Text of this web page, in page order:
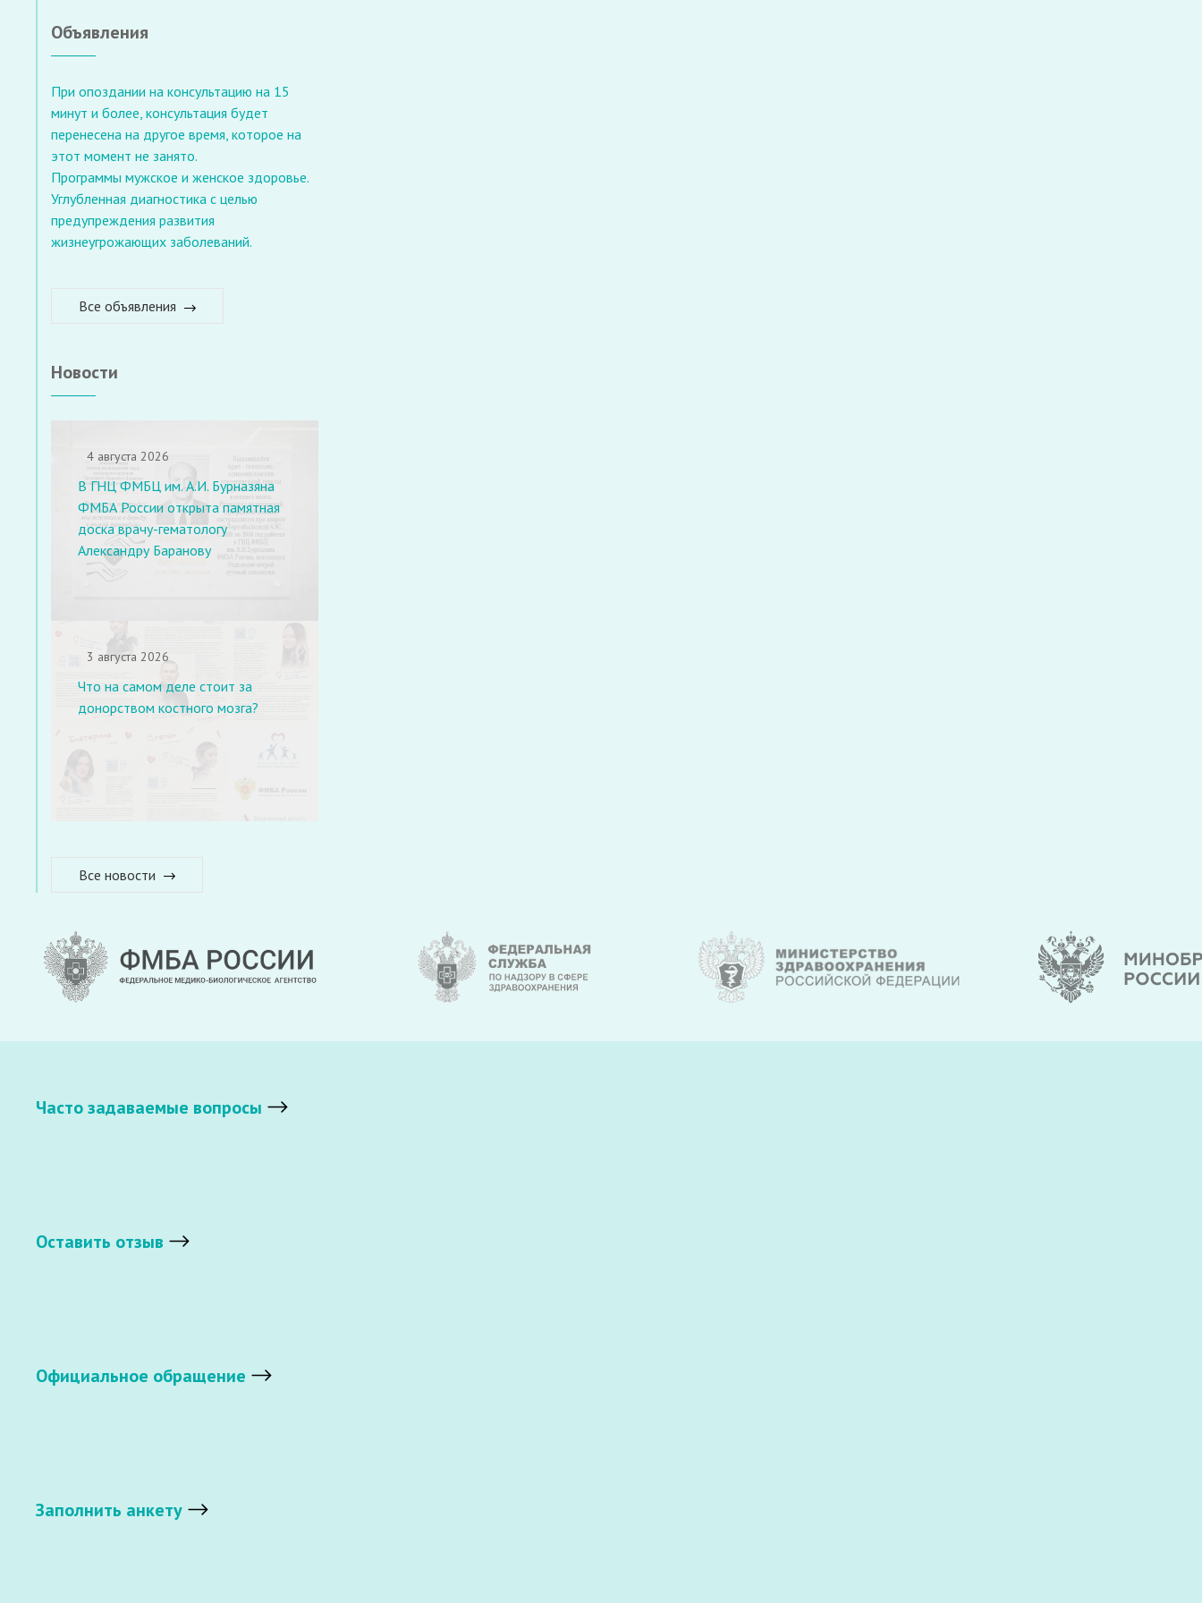
Объявления
При опоздании на консультацию на 15
минут и более, консультация будет
перенесена на другое время, которое на
этот момент не занято.
Программы мужское и женское здоровье.
Углубленная диагностика с целью
предупреждения развития
жизнеугрожающих заболеваний.
Все объявления
Новости
4 августа 2026
В ГНЦ ФМБЦ им. А.И. Бурназяна
ФМБА России открыта памятная
доска врачу-гематологу
Александру Баранову
3 августа 2026
Что на самом деле стоит за
донорством костного мозга?
Все новости
Часто задаваемые вопросы
Оставить отзыв
Официальное обращение
Заполнить анкету